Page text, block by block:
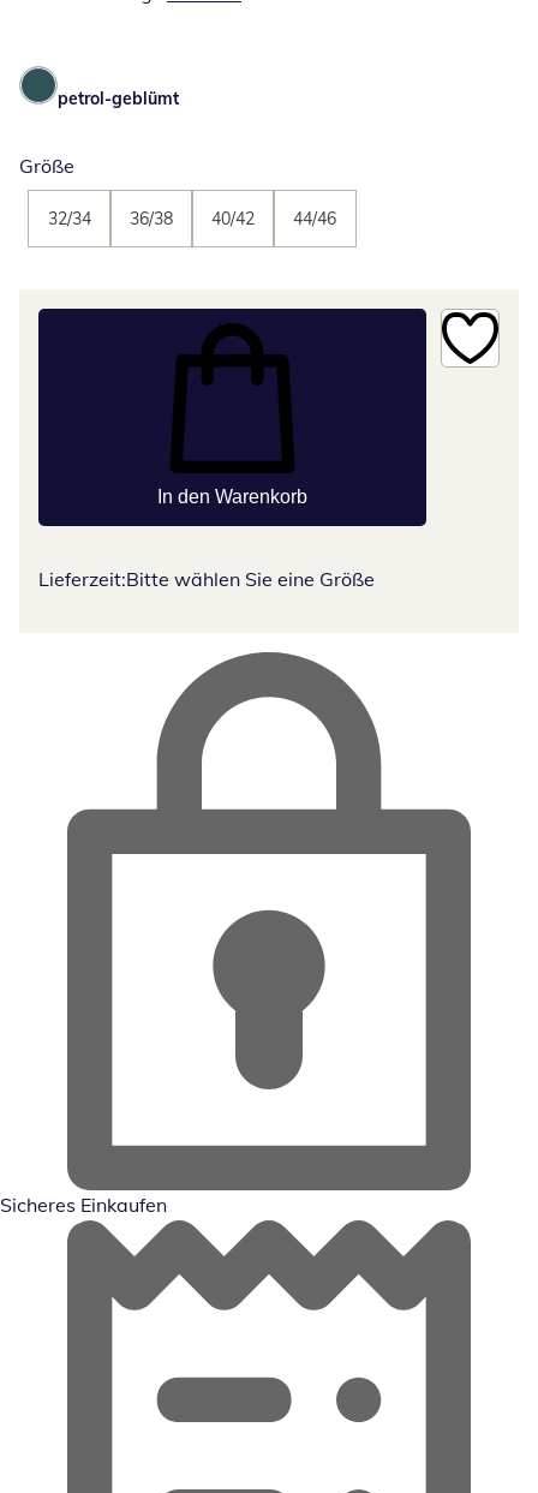
petrol-geblümt
Größe
32/34 36/38 40/42 44/46
In den Warenkorb
Lieferzeit:Bitte wählen Sie eine Größe
Sicheres Einkaufen